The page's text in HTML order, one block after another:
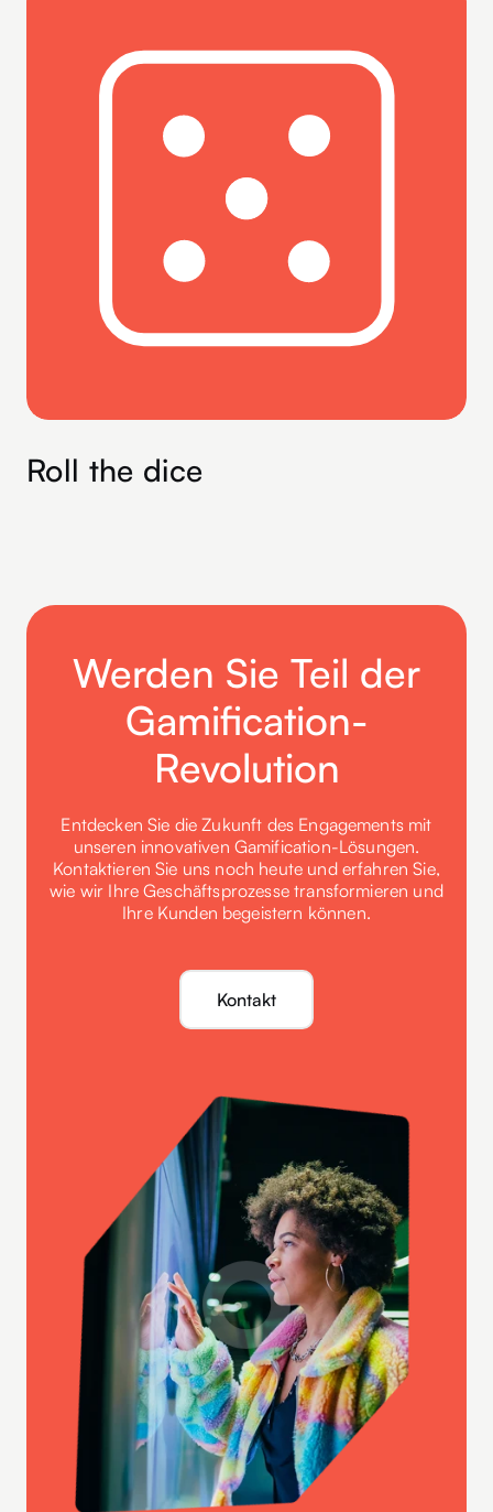
Roll the dice
Werden Sie Teil der
Gamification-
Revolution
Entdecken Sie die Zukunft des Engagements mit
unseren innovativen Gamification-Lösungen.
Kontaktieren Sie uns noch heute und erfahren Sie,
wie wir Ihre Geschäftsprozesse transformieren und
Ihre Kunden begeistern können.
Kontakt